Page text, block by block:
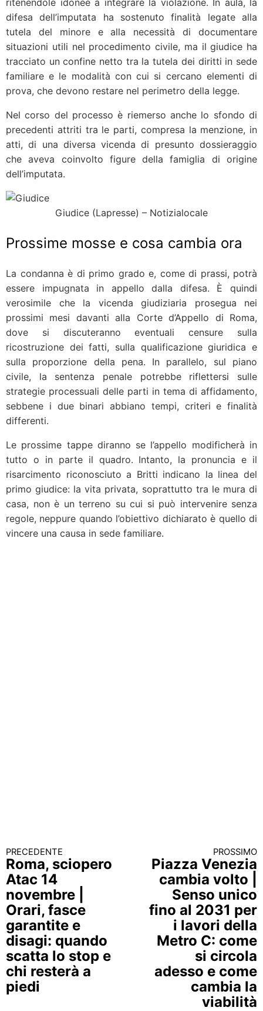
difesa dell’imputata ha sostenuto finalità legate alla
tutela del minore e alla necessità di documentare
situazioni utili nel procedimento civile, ma il giudice ha
tracciato un confine netto tra la tutela dei diritti in sede
familiare e le modalità con cui si cercano elementi di
prova, che devono restare nel perimetro della legge.
Nel corso del processo è riemerso anche lo sfondo di
precedenti attriti tra le parti, compresa la menzione, in
atti, di una diversa vicenda di presunto dossieraggio
che aveva coinvolto figure della famiglia di origine
dell’imputata.
Giudice (Lapresse) – Notizialocale
Prossime mosse e cosa cambia ora
La condanna è di primo grado e, come di prassi, potrà
essere impugnata in appello dalla difesa. È quindi
verosimile che la vicenda giudiziaria prosegua nei
prossimi mesi davanti alla Corte d’Appello di Roma,
dove si discuteranno eventuali censure sulla
ricostruzione dei fatti, sulla qualificazione giuridica e
sulla proporzione della pena. In parallelo, sul piano
civile, la sentenza penale potrebbe riflettersi sulle
strategie processuali delle parti in tema di affidamento,
sebbene i due binari abbiano tempi, criteri e finalità
differenti.
Le prossime tappe diranno se l’appello modificherà in
tutto o in parte il quadro. Intanto, la pronuncia e il
risarcimento riconosciuto a Britti indicano la linea del
primo giudice: la vita privata, soprattutto tra le mura di
casa, non è un terreno su cui si può intervenire senza
regole, neppure quando l’obiettivo dichiarato è quello di
vincere una causa in sede familiare.
Continua a leggere
PRECEDENTE
Roma, sciopero
Atac 14
novembre |
Orari, fasce
garantite e
disagi: quando
scatta lo stop e
chi resterà a
piedi
PROSSIMO
Piazza Venezia
cambia volto |
Senso unico
fino al 2031 per
i lavori della
Metro C: come
si circola
adesso e come
cambia la
viabilità